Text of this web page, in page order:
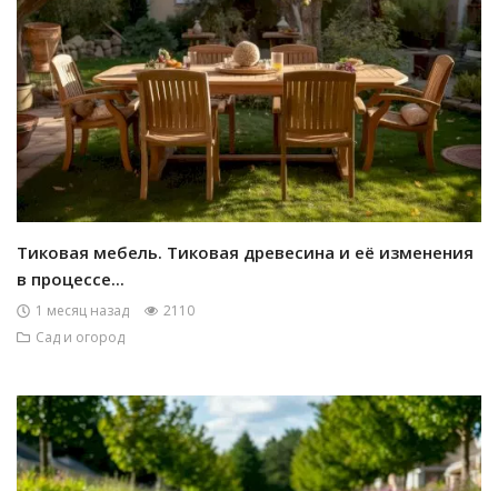
Тиковая мебель. Тиковая древесина и её изменения
в процессе...
1 месяц назад
2110
Сад и огород